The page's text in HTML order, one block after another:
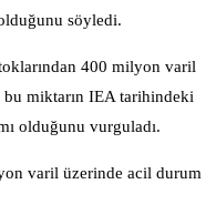
söyledi.
400 milyon varil
bu miktarın IEA tarihindeki
olduğunu vurguladı.
varil üzerinde acil durum